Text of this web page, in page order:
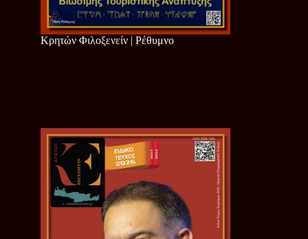
Κρητών Φιλοξενείν | Ρέθυμνο